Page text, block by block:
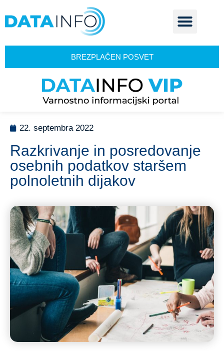
BREZPLAČEN POSVET
22. septembra 2022
Razkrivanje in posredovanje
osebnih podatkov staršem
polnoletnih dijakov